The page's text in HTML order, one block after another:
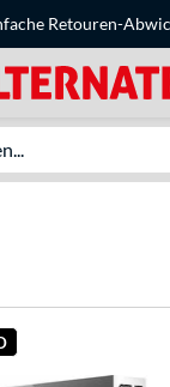
Retouren-